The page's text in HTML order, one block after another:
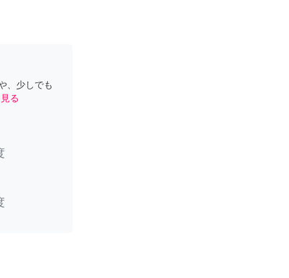
、少しでも
る